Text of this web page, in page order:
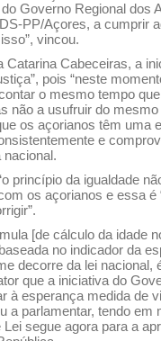
Governo Regional dos
PP/Açores, a cumprir
vincou.
Catarina Cabeceiras, a
pois “neste
o mesmo tempo
não a usufruir do
os açorianos têm uma
e
nacional.
princípio da igualdade
os açorianos e essa é
[de cálculo da idade
no indicador da
decorre da lei nacional,
que a iniciativa do
à esperança medida de
a parlamentar, tendo em
segue agora para a